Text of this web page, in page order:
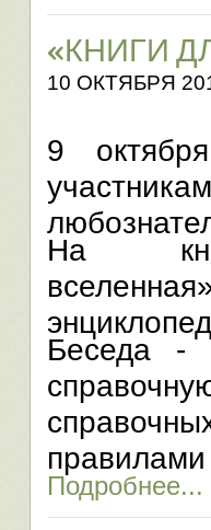
«КНИГИ
10 ОКТЯБРЯ
9
На
Беседа -
Подробнее...